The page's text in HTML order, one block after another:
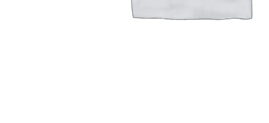
Plantes